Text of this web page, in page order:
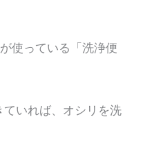
使っている「洗浄便
いれば、オシリを洗